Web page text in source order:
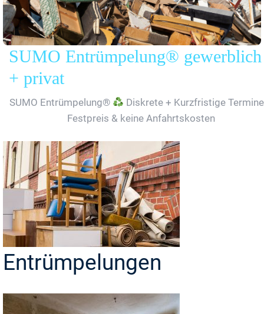
SUMO Entrümpelung® gewerblich
+ privat
SUMO Entrümpelung®
Diskrete + Kurzfristige
Festpreis & keine Anfahrtskosten
Entrümpelungen